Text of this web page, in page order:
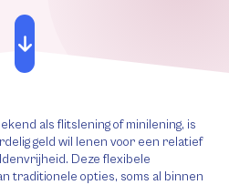
als flitslening of minilening, is
geld wil lenen voor een relatief
Deze flexibele
traditionele opties, soms al binnen